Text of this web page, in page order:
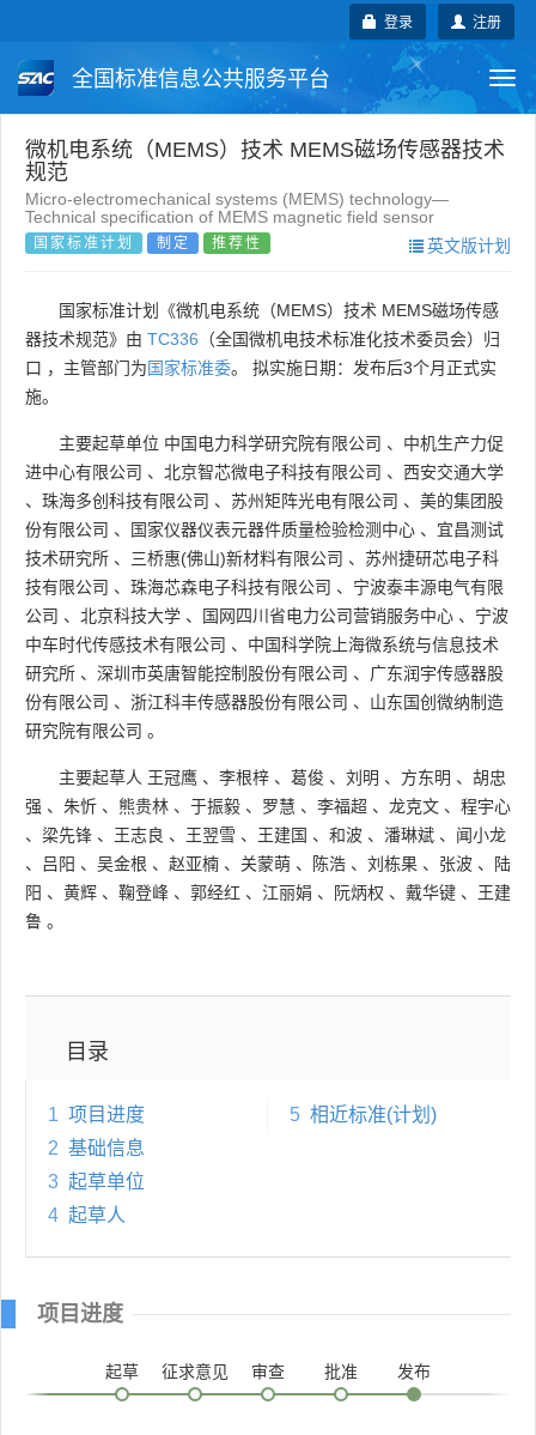
注册
登录
全国标准信息公共服务平台
国家标准 行业标准 地方标准
团体标准 企业标准 国际标准
微机电系统（MEMS）技术 MEMS磁场传感器技术
规范
Micro-electromechanical systems (MEMS) technology—
Technical specification of MEMS magnetic field sensor
国家标准计划 制定 推荐性 英文版计划
国家标准计划《微机电系统（MEMS）技术 MEMS磁场传感
器技术规范》由 TC336 （全国微机电技术标准化技术委员会）归
口 ，主管部门为国家标准委。 拟实施日期：发布后3个月正式实
施。
主要起草单位 中国电力科学研究院有限公司 、 中机生产力促
进中心有限公司 、 北京智芯微电子科技有限公司 、 西安交通大学
、 珠海多创科技有限公司 、 苏州矩阵光电有限公司 、 美的集团股
份有限公司 、 国家仪器仪表元器件质量检验检测中心 、 宜昌测试
技术研究所 、 三桥惠(佛山)新材料有限公司 、 苏州捷研芯电子科
技有限公司 、 珠海芯森电子科技有限公司 、 宁波泰丰源电气有限
公司 、 北京科技大学 、 国网四川省电力公司营销服务中心 、 宁波
中车时代传感技术有限公司 、 中国科学院上海微系统与信息技术
研究所 、 深圳市英唐智能控制股份有限公司 、 广东润宇传感器股
份有限公司 、 浙江科丰传感器股份有限公司 、 山东国创微纳制造
研究院有限公司 。
主要起草人 王冠鹰 、 李根梓 、 葛俊 、 刘明 、 方东明 、 胡忠
强 、 朱忻 、 熊贵林 、 于振毅 、 罗慧 、 李福超 、 龙克文 、 程宇心
、 梁先锋 、 王志良 、 王翌雪 、 王建国 、 和波 、 潘琳斌 、 闻小龙
、 吕阳 、 吴金根 、 赵亚楠 、 关蒙萌 、 陈浩 、 刘栋果 、 张波 、
陆
阳 、 黄辉 、 鞠登峰 、 郭经红 、 江丽娟 、 阮炳权 、 戴华键 、 王建
鲁 。
目录
1 项目进度
2 基础信息
3 起草单位
4 起草人
5 相近标准(计划)
项目进度
起草 征求意见 审查 批准 发布